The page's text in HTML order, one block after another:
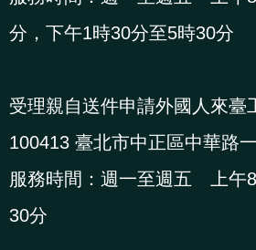
置
分，下午1時30分至5時30分
受理親自送件申請外國人來臺
100413 臺北市中正區中華路
服務時間：週一至週五 上午
30分